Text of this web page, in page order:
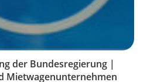
der Bundesregierung |
Mietwagenunternehmen